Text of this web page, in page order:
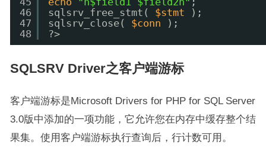
46
47
48
sqlsrv_free_stmt( $stmt
);
sqlsrv_close( $conn
);
?>
SQLSRV Driver之客户端游标
客户端游标是Microsoft Drivers for PHP for SQL Server
3.0版中添加的一项功能，它允许您在内存中缓存整个结
果集。使用客户端游标执行查询后，行计数可用。